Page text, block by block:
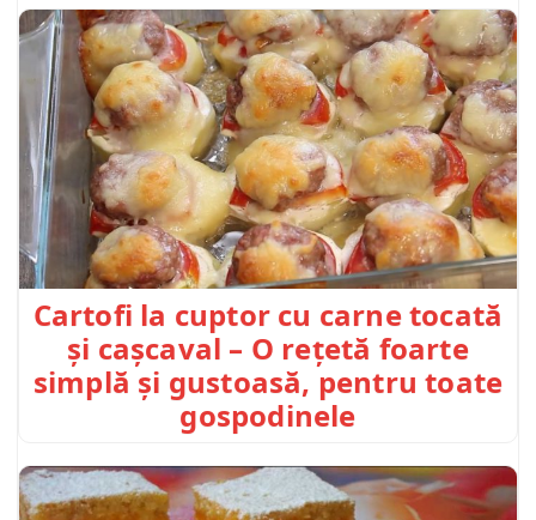
Cartofi la cuptor cu carne tocată
și cașcaval – O rețetă foarte
simplă și gustoasă, pentru toate
gospodinele